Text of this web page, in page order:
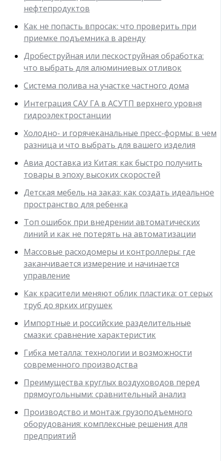
нефтепродуктов
Как не попасть впросак: что проверить при
приемке подъемника в аренду
Дробеструйная или пескоструйная обработка:
что выбрать для алюминиевых отливок
Система полива на участке частного дома
Интеграция САУ ГА в АСУТП верхнего уровня
гидроэлектростанции
Холодно- и горячеканальные пресс-формы: в чем
разница и что выбрать для вашего изделия
Авиа доставка из Китая: как быстро получить
товары в эпоху высоких скоростей
Детская мебель на заказ: как создать идеальное
пространство для ребенка
Топ ошибок при внедрении автоматических
линий и как не потерять на автоматизации
Массовые расходомеры и контроллеры: где
заканчивается измерение и начинается
управление
Как красители меняют облик пластика: от серых
труб до ярких игрушек
Импортные и российские разделительные
смазки: сравнение характеристик
Гибка металла: технологии и возможности
современного производства
Преимущества круглых воздуховодов перед
прямоугольными: сравнительный анализ
Производство и монтаж грузоподъемного
оборудования: комплексные решения для
предприятий